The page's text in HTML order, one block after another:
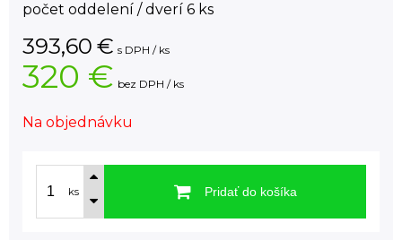
počet oddelení / dverí 6 ks
393,60 € s DPH / ks
320 € bez DPH / ks
Na objednávku
ks Pridať do košíka